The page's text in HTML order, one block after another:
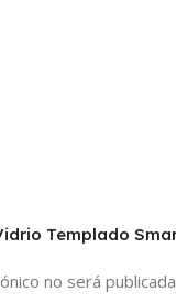
Templado
no será